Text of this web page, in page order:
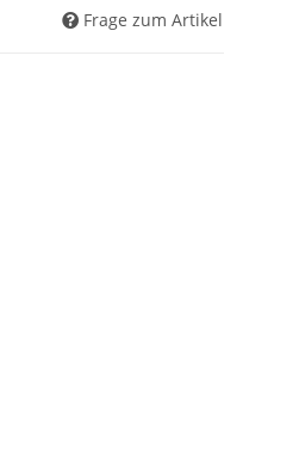
Frage zum Artikel